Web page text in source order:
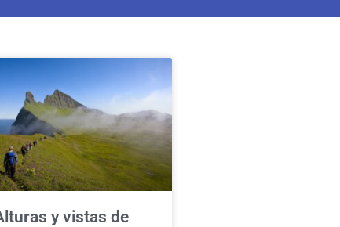
y vistas de